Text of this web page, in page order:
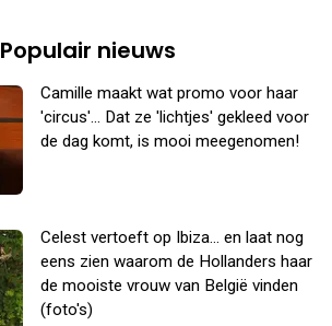
Populair nieuws
Camille maakt wat promo voor haar
'circus'... Dat ze 'lichtjes' gekleed voor
de dag komt, is mooi meegenomen!
Celest vertoeft op Ibiza... en laat nog
eens zien waarom de Hollanders haar
de mooiste vrouw van België vinden
(foto's)